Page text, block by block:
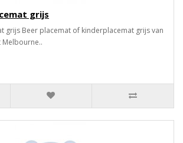
grijs
grijs Beer placemat of kinderplacemat grijs van
Melbourne..